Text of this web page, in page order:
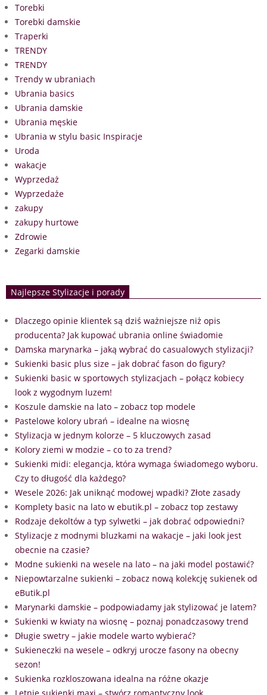
Torebki
Torebki damskie
Traperki
TRENDY
TRENDY
Trendy w ubraniach
Ubrania basics
Ubrania damskie
Ubrania męskie
Ubrania w stylu basic Inspiracje
Uroda
wakacje
Wyprzedaż
Wyprzedaże
zakupy
zakupy hurtowe
Zdrowie
Zegarki damskie
Najlepsze Stylizacje i porady
Dlaczego opinie klientek są dziś ważniejsze niż opis
producenta? Jak kupować ubrania online świadomie
Damska marynarka – jaką wybrać do casualowych stylizacji?
Sukienki basic plus size – jak dobrać fason do figury?
Sukienki basic w sportowych stylizacjach – połącz kobiecy
look z wygodnym luzem!
Koszule damskie na lato – zobacz top modele
Pastelowe kolory ubrań – idealne na wiosnę
Stylizacja w jednym kolorze – 5 kluczowych zasad
Kolory ziemi w modzie – co to za trend?
Sukienki midi: elegancja, która wymaga świadomego wyboru.
Czy to długość dla każdego?
Wesele 2026: Jak uniknąć modowej wpadki? Złote zasady
Komplety basic na lato w ebutik.pl – zobacz top zestawy
Rodzaje dekoltów a typ sylwetki – jak dobrać odpowiedni?
Stylizacje z modnymi bluzkami na wakacje – jaki look jest
obecnie na czasie?
Modne sukienki na wesele na lato – na jaki model postawić?
Niepowtarzalne sukienki – zobacz nową kolekcję sukienek od
eButik.pl
Marynarki damskie – podpowiadamy jak stylizować je latem?
Sukienki w kwiaty na wiosnę – poznaj ponadczasowy trend
Długie swetry – jakie modele warto wybierać?
Sukieneczki na wesele – odkryj urocze fasony na obecny
sezon!
Sukienka rozkloszowana idealna na różne okazje